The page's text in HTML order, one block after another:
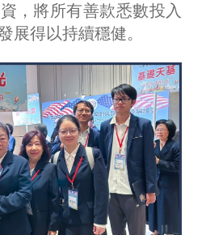
，將所有善款悉數投入
展得以持續穩健。